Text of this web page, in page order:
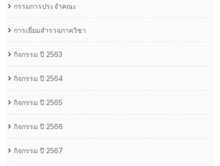
กรรมการประจำคณะ
การเยี่ยมสำรวจภาควิชา
กิจกรรม ปี 2563
กิจกรรม ปี 2564
กิจกรรม ปี 2565
กิจกรรม ปี 2566
กิจกรรม ปี 2567